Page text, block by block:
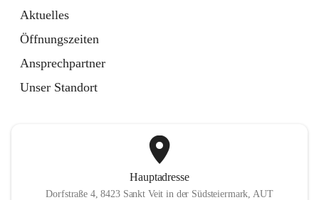
Aktuelles
Öffnungszeiten
Ansprechpartner
Unser Standort
Tab
TRANSPORTE
Artikel
öffnet
in
neuem
Tab
Hauptadresse
Dorfstraße 4, 8423 Sankt Veit in der Südsteiermark, AUT